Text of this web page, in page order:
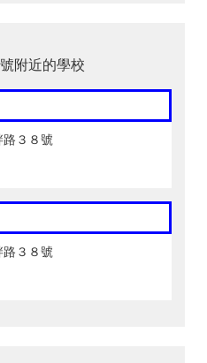
附近的學校
路３８號
路３８號